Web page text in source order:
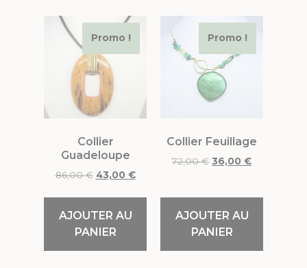
Promo !
Collier
Guadeloupe
86,00€ 43,00 €
AJOUTER AU
PANIER
Promo !
Collier Feuillage
72,00€ 36,00 €
AJOUTER AU
PANIER